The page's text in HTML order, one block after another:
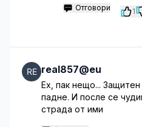
Отговори 1
real857@eu
Ех, пак нещо...
падне. И после се
страда от ими